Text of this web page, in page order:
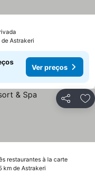
preços
de Astrakeri
Ver preços
Partilhar
restaurantes à la carteVer
km de Astrakeri